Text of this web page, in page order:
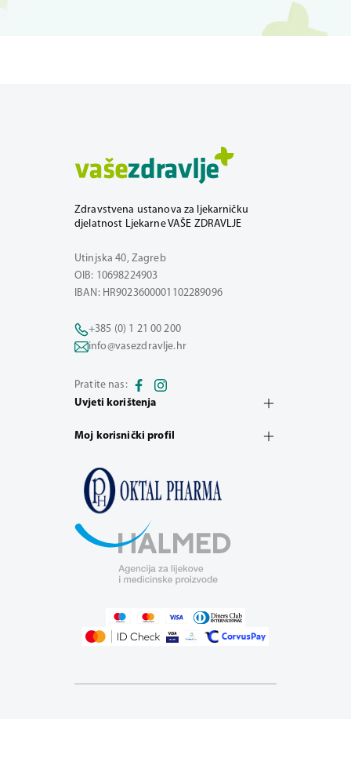
Zdravstvena ustanova za ljekarničku
djelatnost Ljekarne VAŠE ZDRAVLJE
Utinjska 40, Zagreb
OIB: 10698224903
IBAN: HR9023600001102289096
+385 (0) 1 21 00 200
info@vasezdravlje.hr
Pratite nas:
Uvjeti korištenja
Moj korisnički profil